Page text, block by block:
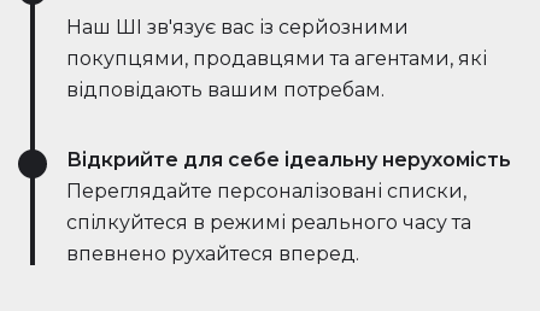
Наш ШІ зв'язує вас із серйозними
покупцями, продавцями та агентами, які
відповідають вашим потребам.
Відкрийте для себе ідеальну нерухомість
Переглядайте персоналізовані списки,
спілкуйтеся в режимі реального часу та
впевнено рухайтеся вперед.